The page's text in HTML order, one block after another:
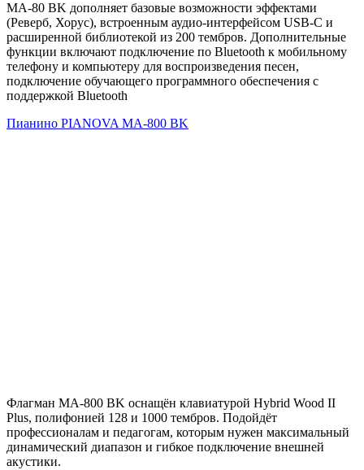
MA-80 BK дополняет базовые возможности эффектами
(Реверб, Хорус), встроенным аудио-интерфейсом USB-C и
расширенной библиотекой из 200 тембров. Дополнительные
функции включают подключение по Bluetooth к мобильному
телефону и компьютеру для воспроизведения песен,
подключение обучающего программного обеспечения с
поддержкой Bluetooth
Пианино PIANOVA MA-800 BK
Флагман MA-800 BK оснащён клавиатурой Hybrid Wood II
Plus, полифонией 128 и 1000 тембров. Подойдёт
профессионалам и педагогам, которым нужен максимальный
динамический диапазон и гибкое подключение внешней
акустики.